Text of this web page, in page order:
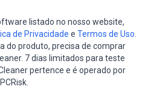
listado no nosso website,
de Privacidade e Termos de Uso
do produto, precisa de comprar
7 dias limitados para teste
pertence e é operado por